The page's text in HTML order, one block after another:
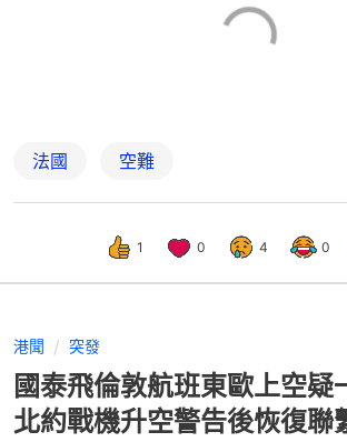
法國 空難
1 0 4 0
港聞 突發
國泰飛倫敦航班東歐上空
北約戰機升空警告後恢復聯